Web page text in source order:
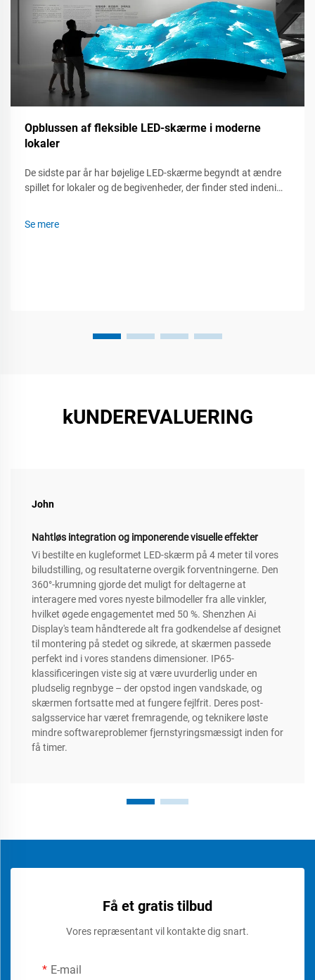
Opblussen af fleksible LED-skærme i moderne
lokaler
De sidste par år har bøjelige LED-skærme begyndt at ændre
spillet for lokaler og de begivenheder, der finder sted indeni
Se mere
kUNDEREVALUERING
John
Nahtløs integration og imponerende visuelle effekter
Vi bestilte en kugleformet LED-skærm på 4 meter til vores
biludstilling, og resultaterne overgik forventningerne. Den
360°-krumning gjorde det muligt for deltagerne at
interagere med vores nyeste bilmodeller fra alle vinkler,
hvilket øgede engagementet med 50 %. Shenzhen Ai
Display's team håndterede alt fra godkendelse af designet
til montering på stedet og sikrede, at skærmen passede
perfekt ind i vores standens dimensioner. IP65-
klassificeringen viste sig at være uvurderlig under en
pludselig regnbyge – der opstod ingen vandskade, og
skærmen fortsatte med at fungere fejlfrit. Deres post-
salgsservice har været fremragende, og teknikere løste
mindre softwareproblemer fjernstyringsmæssigt inden for
få timer.
Få et gratis tilbud
Vores repræsentant vil kontakte dig snart.
E-mail